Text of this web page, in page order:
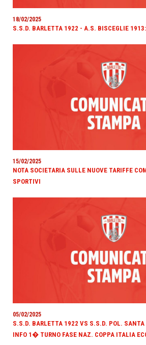
18/02/2025
S.S.D. BARLETTA 1922 - A.S. BISCEGLIE
15/02/2025
NOTA SOCIETARIA SULLE NUOVE TARIFFE
SPORTIVI
05/02/2025
S.S.D. BARLETTA 1922 VS S.S.D. POL.
INFO 1� TURNO FASE NAZ. COPPA ITALIA